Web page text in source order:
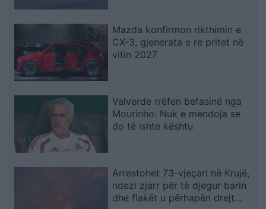
Mazda konfirmon rikthimin e
CX-3, gjenerata e re pritet në
vitin 2027
Valverde rrëfen befasinë nga
Mourinho: Nuk e mendoja se
do të ishte kështu
Arrestohet 73-vjeçari në Krujë,
ndezi zjarr për të djegur barin
dhe flakët u përhapën drejt